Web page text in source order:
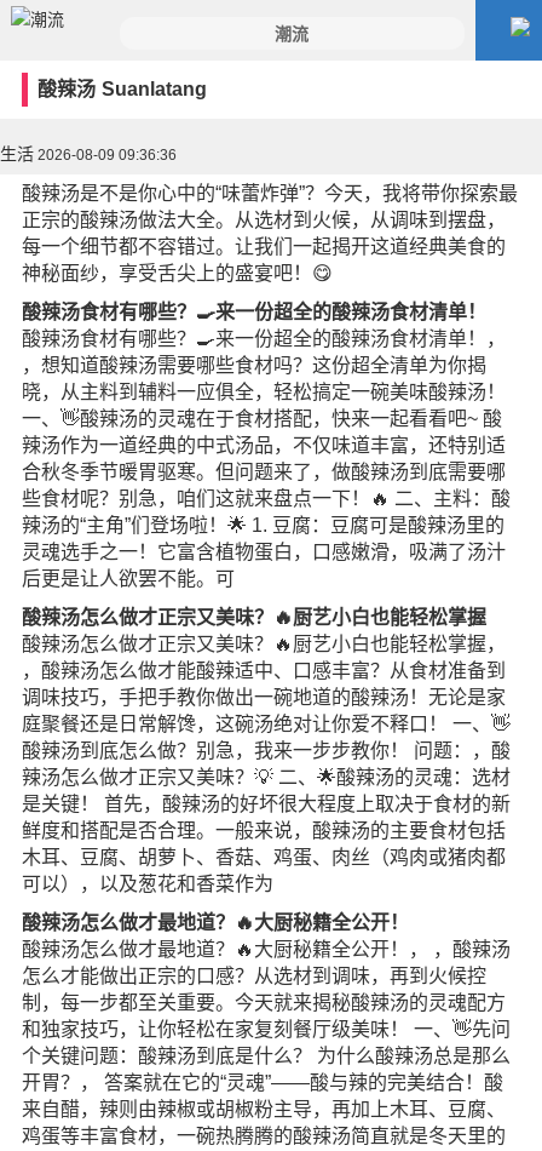
酸辣汤 Suanlatang
生活 2026-08-09 09:36:36
酸辣汤是不是你心中的“味蕾炸弹”？今天，我将带你探索最
正宗的酸辣汤做法大全。从选材到火候，从调味到摆盘，
每一个细节都不容错过。让我们一起揭开这道经典美食的
神秘面纱，享受舌尖上的盛宴吧！😋
酸辣汤食材有哪些？🍳来一份超全的酸辣汤食材清单！
酸辣汤食材有哪些？🍳来一份超全的酸辣汤食材清单！，
，想知道酸辣汤需要哪些食材吗？这份超全清单为你揭
晓，从主料到辅料一应俱全，轻松搞定一碗美味酸辣汤！
一、👋酸辣汤的灵魂在于食材搭配，快来一起看看吧~ 酸
辣汤作为一道经典的中式汤品，不仅味道丰富，还特别适
合秋冬季节暖胃驱寒。但问题来了，做酸辣汤到底需要哪
些食材呢？别急，咱们这就来盘点一下！🔥 二、主料：酸
辣汤的“主角”们登场啦！🌟 1. 豆腐：豆腐可是酸辣汤里的
灵魂选手之一！它富含植物蛋白，口感嫩滑，吸满了汤汁
后更是让人欲罢不能。可
酸辣汤怎么做才正宗又美味？🔥厨艺小白也能轻松掌握
酸辣汤怎么做才正宗又美味？🔥厨艺小白也能轻松掌握，
，酸辣汤怎么做才能酸辣适中、口感丰富？从食材准备到
调味技巧，手把手教你做出一碗地道的酸辣汤！无论是家
庭聚餐还是日常解馋，这碗汤绝对让你爱不释口！ 一、👋
酸辣汤到底怎么做？别急，我来一步步教你！ 问题：，酸
辣汤怎么做才正宗又美味？💡 二、🌟酸辣汤的灵魂：选材
是关键！ 首先，酸辣汤的好坏很大程度上取决于食材的新
鲜度和搭配是否合理。一般来说，酸辣汤的主要食材包括
木耳、豆腐、胡萝卜、香菇、鸡蛋、肉丝（鸡肉或猪肉都
可以），以及葱花和香菜作为
酸辣汤怎么做才最地道？🔥大厨秘籍全公开！
酸辣汤怎么做才最地道？🔥大厨秘籍全公开！， ，酸辣汤
怎么才能做出正宗的口感？从选材到调味，再到火候控
制，每一步都至关重要。今天就来揭秘酸辣汤的灵魂配方
和独家技巧，让你轻松在家复刻餐厅级美味！ 一、👋先问
个关键问题：酸辣汤到底是什么？ 为什么酸辣汤总是那么
开胃？， 答案就在它的“灵魂”——酸与辣的完美结合！酸
来自醋，辣则由辣椒或胡椒粉主导，再加上木耳、豆腐、
鸡蛋等丰富食材，一碗热腾腾的酸辣汤简直就是冬天里的